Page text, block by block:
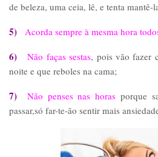
de beleza, uma ceia, lê, e tenta mantê-
5) Acorda sempre à mesma hora
6) Não faças sestas, pois vão fazer
noite e que reboles na cama;
7) Não penses nas horas porque
passar,só far-te-ão sentir mais